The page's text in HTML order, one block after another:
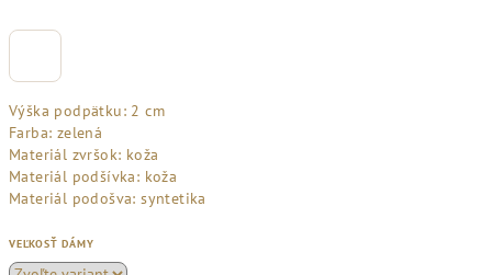
Výška podpätku: 2 cm
Farba: zelená
Materiál zvršok: koža
Materiál podšívka: koža
Materiál podošva: syntetika
VEĽKOSŤ DÁMY